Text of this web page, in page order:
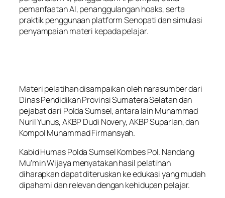
pemanfaatan AI, penanggulangan hoaks, serta
praktik penggunaan platform Senopati dan simulasi
penyampaian materi kepada pelajar.
Materi pelatihan disampaikan oleh narasumber dari
Dinas Pendidikan Provinsi Sumatera Selatan dan
pejabat dari Polda Sumsel, antara lain Muhammad
Nuril Yunus, AKBP Dudi Novery, AKBP Suparlan, dan
Kompol Muhammad Firmansyah.
Kabid Humas Polda Sumsel Kombes Pol. Nandang
Mu’min Wijaya menyatakan hasil pelatihan
diharapkan dapat diteruskan ke edukasi yang mudah
dipahami dan relevan dengan kehidupan pelajar.